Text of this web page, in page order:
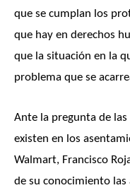
que se cumplan los
que hay en derechos
que la situación en la
problema que se
Ante la pregunta de
existen en los
Walmart, Francisco
de su conocimiento las